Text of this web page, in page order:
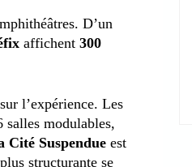
D’un
affichent 300
l’expérience. Les
salles modulables,
Cité Suspendue est
structurante se